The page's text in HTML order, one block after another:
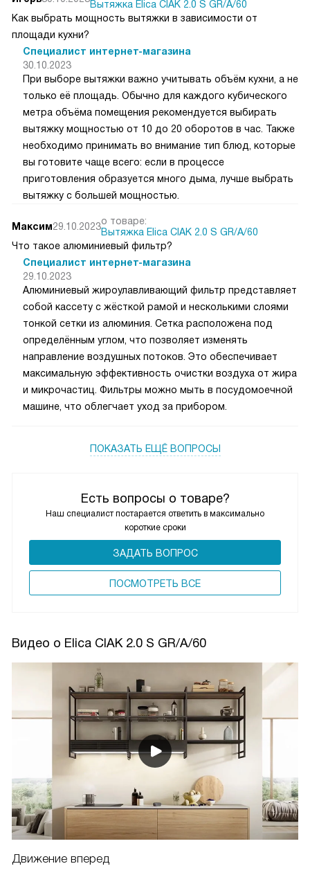
Есть вопросы о товаре?
Наш специалист постарается ответить в максимально
короткие сроки
ЗАДАТЬ ВОПРОС
ПОCМОТРЕТЬ ВСЕ
Вытяжка Elica CIAK 2.0 S GR/A/60
Как выбрать мощность вытяжки в зависимости от
площади кухни?
Специалист интернет-магазина
30.10.2023
При выборе вытяжки важно учитывать объём кухни, а не
только её площадь. Обычно для каждого кубического
метра объёма помещения рекомендуется выбирать
вытяжку мощностью от 10 до 20 оборотов в час. Также
необходимо принимать во внимание тип блюд, которые
вы готовите чаще всего: если в процессе
приготовления образуется много дыма, лучше выбрать
вытяжку с большей мощностью.
Максим29.10.2023о товаре:
Вытяжка Elica CIAK 2.0 S GR/A/60
Что такое алюминиевый фильтр?
Специалист интернет-магазина
29.10.2023
Алюминиевый жироулавливающий фильтр представляет
собой кассету с жёсткой рамой и несколькими слоями
тонкой сетки из алюминия. Сетка расположена под
определённым углом, что позволяет изменять
направление воздушных потоков. Это обеспечивает
максимальную эффективность очистки воздуха от жира
и микрочастиц. Фильтры можно мыть в посудомоечной
машине, что облегчает уход за прибором.
ПОКАЗАТЬ ЕЩЁ ВОПРОСЫ
Видео о Elica CIAK 2.0 S GR/A/60
Движение вперед